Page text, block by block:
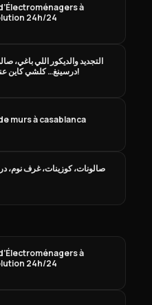
à
24h/24
التجديد والديكور اللي باغي،
درسينغ… كلشي كاين عندنا! فين ما كنت فالمغرب!
( Sebbagh ) de murs à casablanca
صالونات، كوزينات، غرف نوم،
à
24h/24